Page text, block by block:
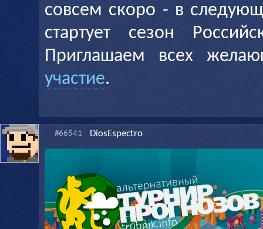
совсем скоро - в
стартует сезон
Приглашаем всех
участие.
#66541 DiosEspectro